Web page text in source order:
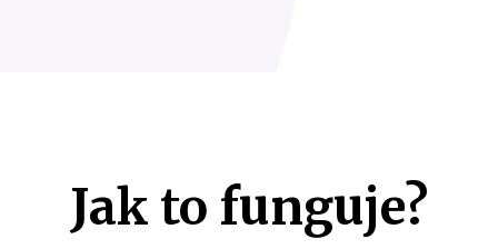
Jak to funguje?